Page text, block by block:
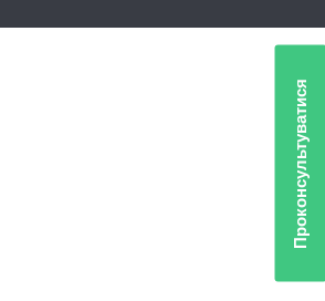
Проконсультуватися